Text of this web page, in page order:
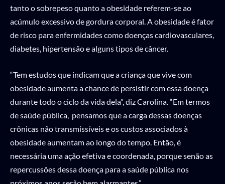
tanto o sobrepeso quanto a obesidade referem-se ao
acúmulo excessivo de gordura corporal. A obesidade é fator
de risco para enfermidades como doenças cardiovasculares,
diabetes, hipertensão e alguns tipos de câncer.
“Tem estudos que indicam que a criança que vive com
obesidade aumenta a chance de persistir com essa doença
durante todo o ciclo da vida dela”, diz Carolina. “Em termos
de saúde pública, pensamos que a carga dessas doenças
crônicas não transmissíveis e os custos associados à
obesidade aumentam ao longo do tempo. Então, é
necessária uma ação efetiva e coordenada, porque senão as
repercussões dessa doença para a saúde pública nos